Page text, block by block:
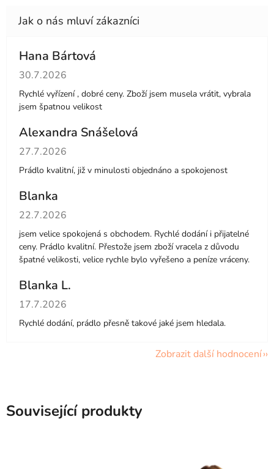
Hana Bártová
Hodnocení obchodu je 4 z 5 hvězdiček.
30.7.2026
Rychlé vyřízení , dobré ceny. Zboží jsem musela vrátit, vybrala
jsem špatnou velikost
Alexandra Snášelová
Hodnocení obchodu je 5 z 5 hvězdiček.
27.7.2026
Prádlo kvalitní, již v minulosti objednáno a spokojenost
Blanka
Hodnocení obchodu je 5 z 5 hvězdiček.
22.7.2026
jsem velice spokojená s obchodem. Rychlé dodání i přijatelné
ceny. Prádlo kvalitní. Přestože jsem zboží vracela z důvodu
špatné velikosti, velice rychle bylo vyřešeno a peníze vráceny.
Blanka L.
Hodnocení obchodu je 5 z 5 hvězdiček.
17.7.2026
Rychlé dodání, prádlo přesně takové jaké jsem hledala.
Zobrazit další hodnocení
Související produkty